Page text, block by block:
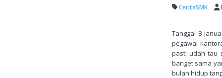
CeritaSMK
Tanggal 8
pegawai
pasti udah tau
banget sama
bulan hidup